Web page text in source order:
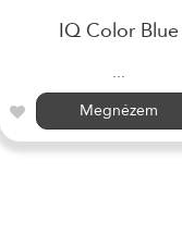
IQ Color Blue
...
Megnézem